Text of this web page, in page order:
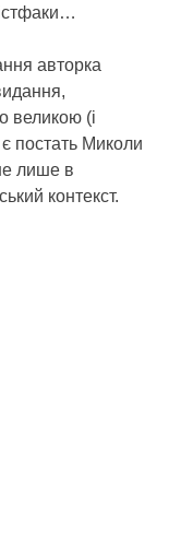
авторка
великою (і
постать Миколи
лише в
контекст.